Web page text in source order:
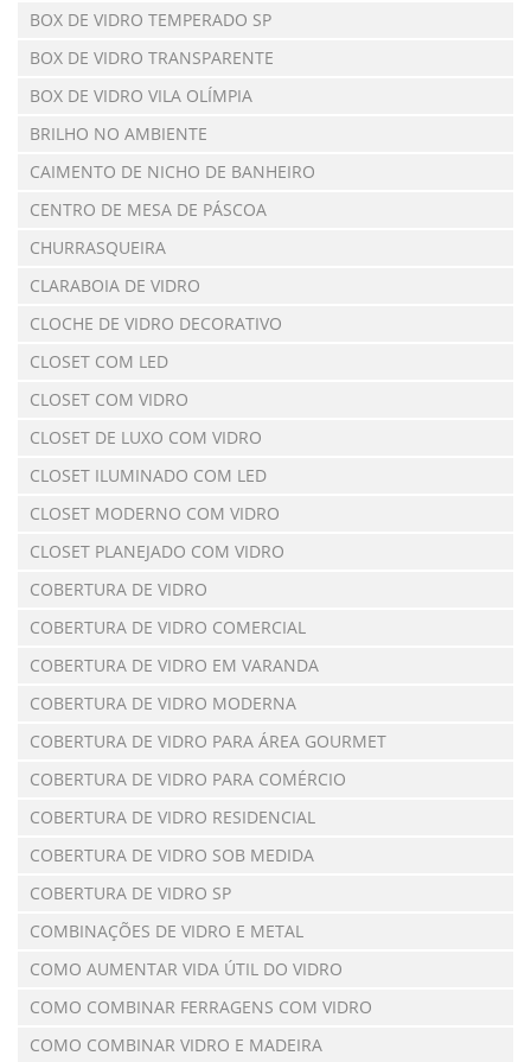
BOX DE VIDRO TEMPERADO SP
BOX DE VIDRO TRANSPARENTE
BOX DE VIDRO VILA OLÍMPIA
BRILHO NO AMBIENTE
CAIMENTO DE NICHO DE BANHEIRO
CENTRO DE MESA DE PÁSCOA
CHURRASQUEIRA
CLARABOIA DE VIDRO
CLOCHE DE VIDRO DECORATIVO
CLOSET COM LED
CLOSET COM VIDRO
CLOSET DE LUXO COM VIDRO
CLOSET ILUMINADO COM LED
CLOSET MODERNO COM VIDRO
CLOSET PLANEJADO COM VIDRO
COBERTURA DE VIDRO
COBERTURA DE VIDRO COMERCIAL
COBERTURA DE VIDRO EM VARANDA
COBERTURA DE VIDRO MODERNA
COBERTURA DE VIDRO PARA ÁREA GOURMET
COBERTURA DE VIDRO PARA COMÉRCIO
COBERTURA DE VIDRO RESIDENCIAL
COBERTURA DE VIDRO SOB MEDIDA
COBERTURA DE VIDRO SP
COMBINAÇÕES DE VIDRO E METAL
COMO AUMENTAR VIDA ÚTIL DO VIDRO
COMO COMBINAR FERRAGENS COM VIDRO
COMO COMBINAR VIDRO E MADEIRA